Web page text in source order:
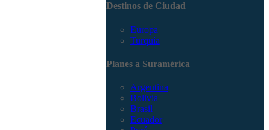
Destinos de Ciudad
Europa
Turquía
Planes a Suramérica
Argentina
Bolivia
Brasil
Ecuador